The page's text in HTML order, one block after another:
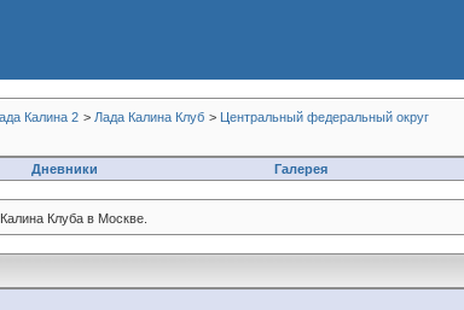
Калина 2 > Лада Калина Клуб > Центральный федеральный округ
Дневники Галерея
Клуба в Москве.